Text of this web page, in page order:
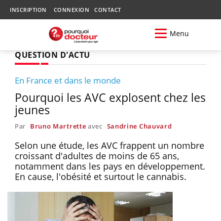
INSCRIPTION CONNEXION CONTACT
Menu
QUESTION D'ACTU
En France et dans le monde
Pourquoi les AVC explosent chez les
jeunes
Par Bruno Martrette avec Sandrine Chauvard
Selon une étude, les AVC frappent un nombre
croissant d'adultes de moins de 65 ans,
notamment dans les pays en développement.
En cause, l'obésité et surtout le cannabis.